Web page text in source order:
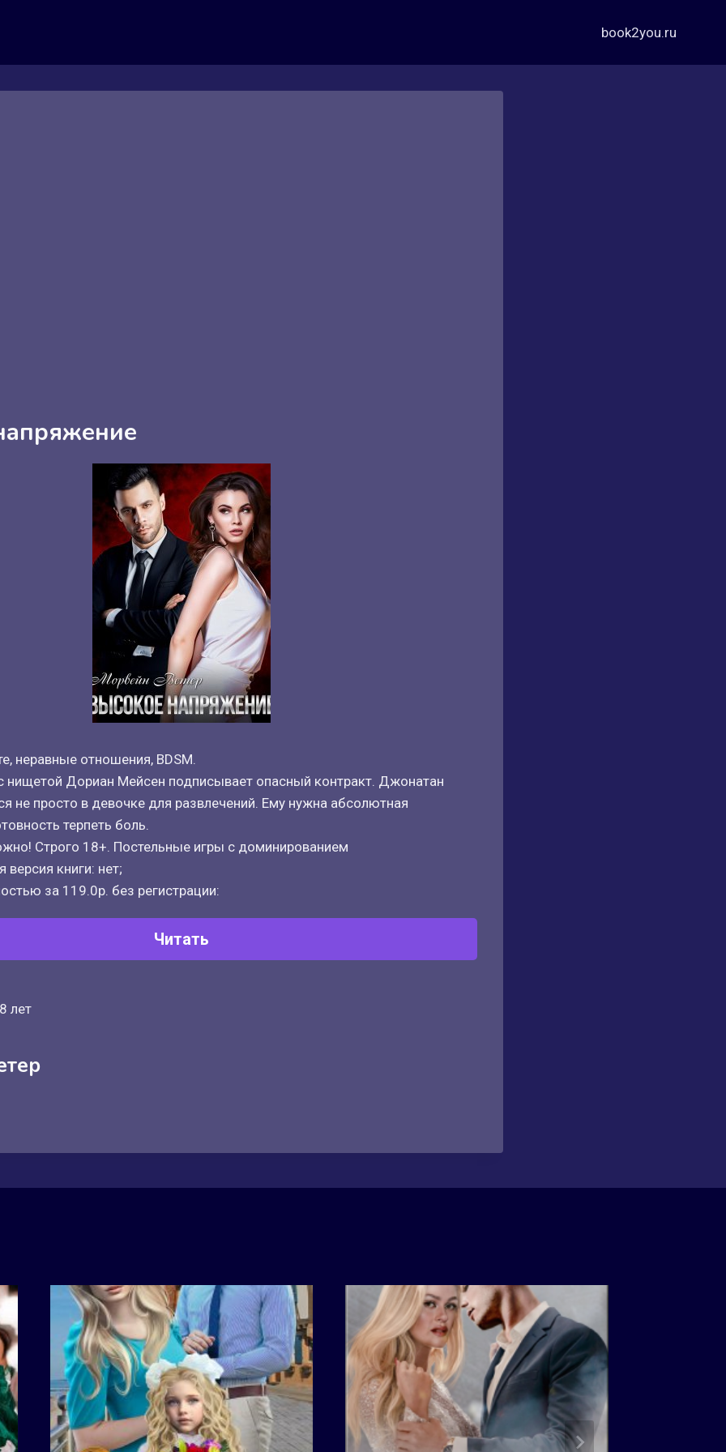
book2you.ru
неравные отношения, BDSM.
нищетой Дориан Мейсен подписывает опасный контракт. Джонатан
не просто в девочке для развлечений. Ему нужна абсолютная
терпеть боль.
Строго 18+. Постельные игры с доминированием
версия книги: нет;
за 119.0р. без регистрации:
Читать
лет